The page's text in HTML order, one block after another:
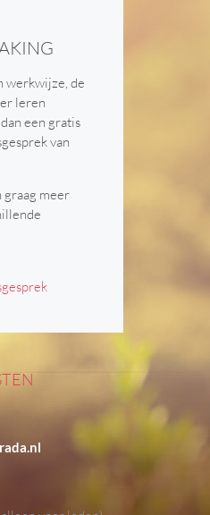
werkwijze, de
leren
een gratis
van
graag meer